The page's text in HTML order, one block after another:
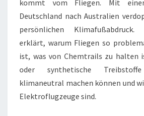
kommt vom Fliegen. Mit
Deutschland nach Australien
persönlichen Klimafußabdruck.
erklärt, warum Fliegen so
ist, was von Chemtrails zu halten
oder synthetische
klimaneutral machen können und
Elektroflugzeuge sind.